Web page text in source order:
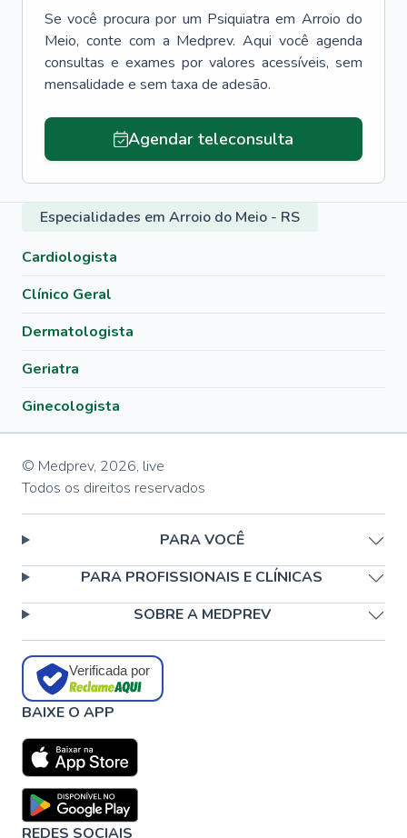
Se você procura por um Psiquiatra em Arroio do
Meio, conte com a Medprev. Aqui você agenda
consultas e exames por valores acessíveis, sem
mensalidade e sem taxa de adesão.
Agendar teleconsulta
Especialidades em Arroio do Meio - RS
Cardiologista
Clínico Geral
Dermatologista
Geriatra
Ginecologista
© Medprev, 2026, live
Todos os direitos reservados
PARA VOCÊ
PARA PROFISSIONAIS E CLÍNICAS
SOBRE A MEDPREV
Verificada por
BAIXE O APP
REDES SOCIAIS